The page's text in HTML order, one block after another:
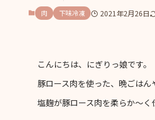
肉 下味冷凍 2021年2月26日
こんにちは、にぎりっ娘です。
豚ロース肉を使った、晩ごはん
塩麹が豚ロース肉を柔らか〜く